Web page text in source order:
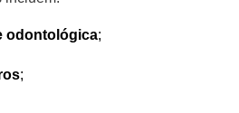
odontológica;
;